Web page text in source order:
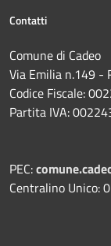
Contatti
Comune di Cadeo
Via Emilia n.149 -
Codice Fiscale:
Partita IVA:
PEC:
Centralino Unico: